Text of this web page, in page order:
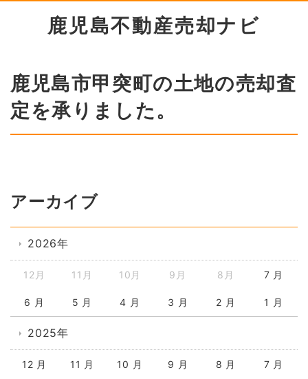
鹿児島不動産売却ナビ
鹿児島市甲突町の土地の売却査
定を承りました。
アーカイブ
2026年
12月 11月 10月 9月 8月 7 月
6 月 5 月 4 月 3 月 2 月 1 月
2025年
12 月 11 月 10 月 9 月 8 月 7 月